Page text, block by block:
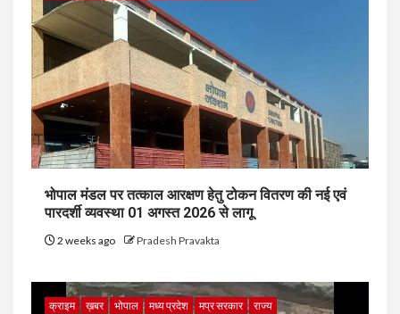
भोपाल मंडल पर तत्काल आरक्षण हेतु टोकन वितरण की नई एवं
पारदर्शी व्यवस्था 01 अगस्त 2026 से लागू
2 weeks ago Pradesh Pravakta
क्राइम ख़बर भोपाल मध्य प्रदेश मप्र सरकार राज्य